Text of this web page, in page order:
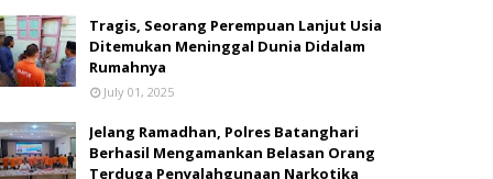
Tragis, Seorang Perempuan Lanjut Usia
Ditemukan Meninggal Dunia Didalam
Rumahnya
July 01, 2025
Jelang Ramadhan, Polres Batanghari
Berhasil Mengamankan Belasan Orang
Terduga Penyalahgunaan Narkotika